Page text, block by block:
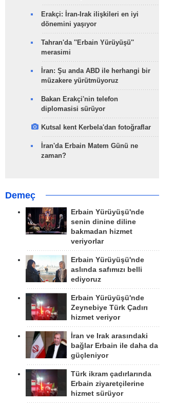
Erakçi: İran-Irak ilişkileri en iyi
dönemini yaşıyor
Tahran'da ''Erbain Yürüyüşü''
merasimi
İran: Şu anda ABD ile herhangi bir
müzakere yürütmüyoruz
Bakan Erakçi'nin telefon
diplomasisi sürüyor
Kutsal kent Kerbela'dan fotoğraflar
İran'da Erbain Matem Günü ne
zaman?
Demeç
Erbain Yürüyüşü'nde
senin dinine diline
bakmadan hizmet
veriyorlar
Erbain Yürüyüşü'nde
aslında safımızı belli
ediyoruz
Erbain Yürüyüşü'nde
Zeynebiye Türk Çadırı
hizmet veriyor
İran ve Irak arasındaki
bağlar Erbain ile daha da
güçleniyor
Türk ikram çadırlarında
Erbain ziyaretçilerine
hizmet sürüyor